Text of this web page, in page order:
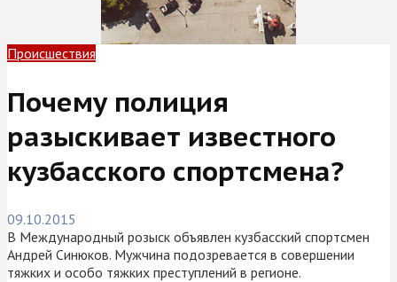
Происшествия
Почему полиция
разыскивает известного
кузбасского спортсмена?
09.10.2015
В Международный розыск объявлен кузбасский спортсмен
Андрей Синюков. Мужчина подозревается в совершении
тяжких и особо тяжких преступлений в регионе.